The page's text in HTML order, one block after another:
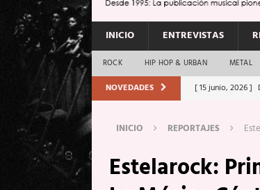
INICIO ENTREVISTAS
ROCK HIP HOP & URBAN METAL
NOVEDADES [ 15 junio, 2026 ]
[ 11 junio, 2026 ]
[ 1 junio, 2026 ]
INICIO REPORTAJES
Estelarock: